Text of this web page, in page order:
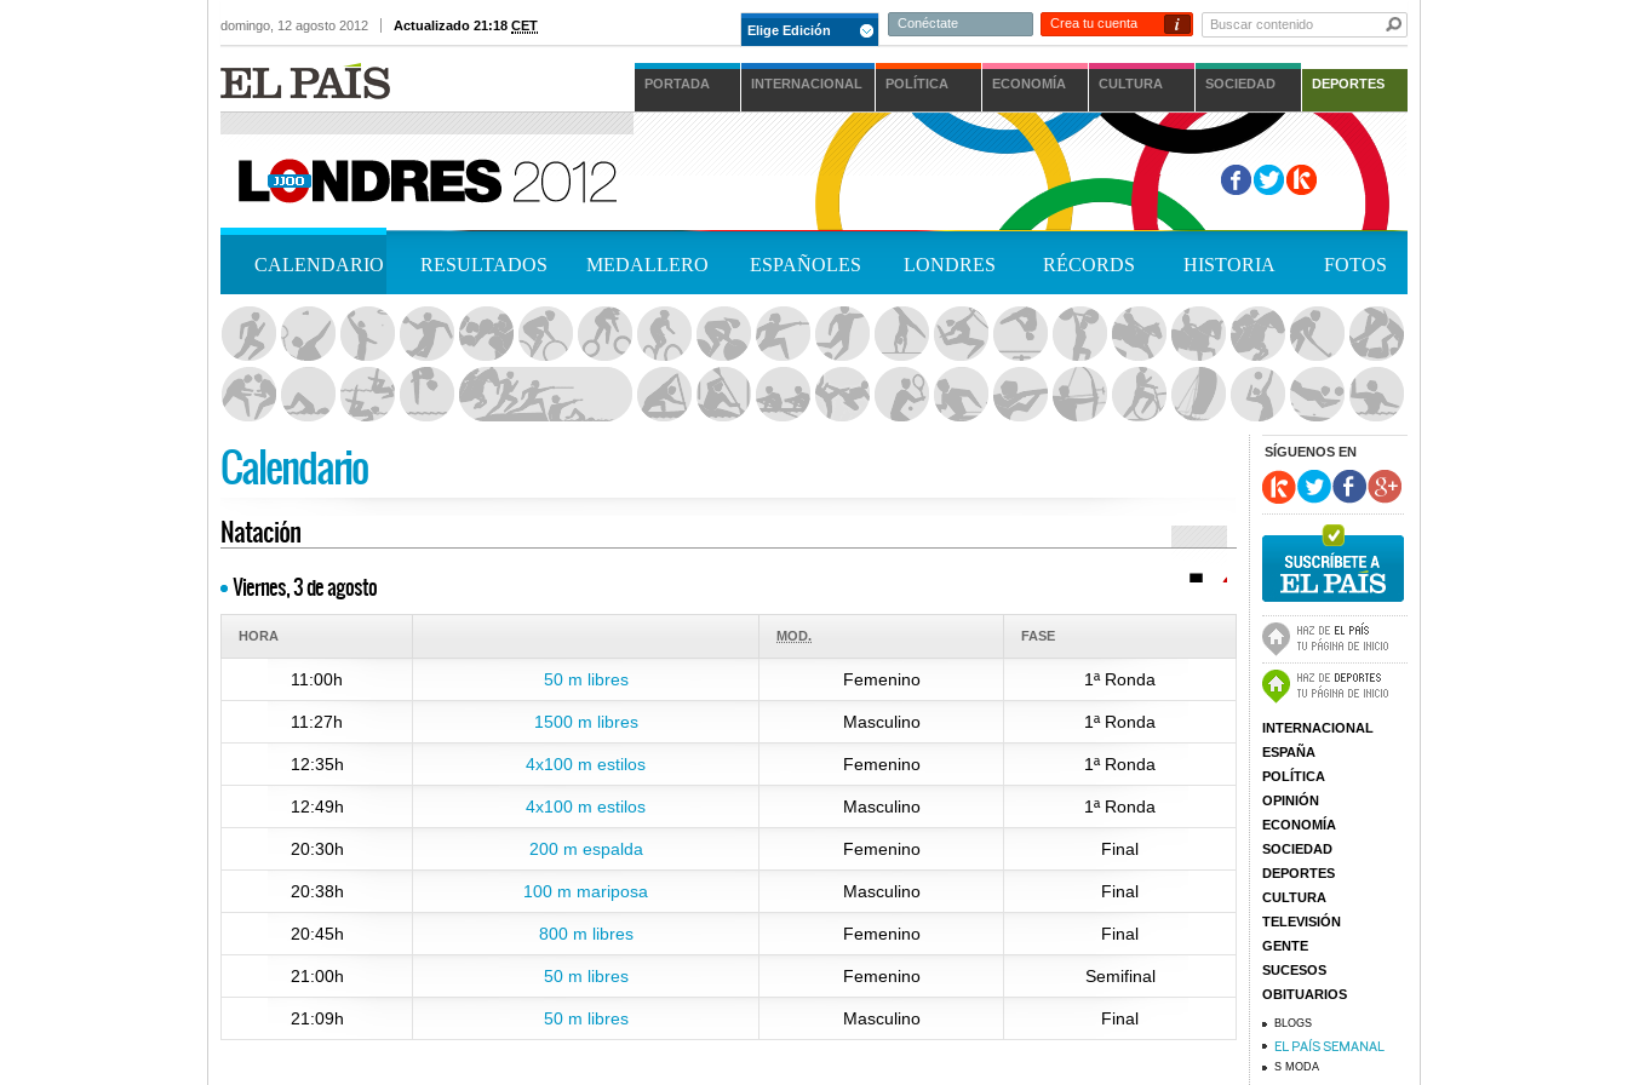
domingo, 12 agosto 2012 Actualizado 21:18 CET Elige Edición Conéctate Crea tu cuenta i
PORTADA INTERNACIONAL POLÍTICA ECONOMÍA CULTURA SOCIEDAD DEPORTES
CALENDARIO RESULTADOS MEDALLERO ESPAÑOLES LONDRES RÉCORDS HISTORIA FOTOS
Calendario
Natación
Viernes, 3 de agosto
HORA MOD. FASE
11:00h 50 m libres Femenino 1ª Ronda
11:27h 1500 m libres Masculino 1ª Ronda
12:35h 4x100 m estilos Femenino 1ª Ronda
12:49h 4x100 m estilos Masculino 1ª Ronda
20:30h 200 m espalda Femenino Final
20:38h 100 m mariposa Masculino Final
20:45h 800 m libres Femenino Final
21:00h 50 m libres Femenino Semifinal
21:09h 50 m libres Masculino Final
SÍGUENOS EN
INTERNACIONAL
ESPAÑA
POLÍTICA
OPINIÓN
ECONOMÍA
SOCIEDAD
DEPORTES
CULTURA
TELEVISIÓN
GENTE
SUCESOS
OBITUARIOS
BLOGS
S MODA